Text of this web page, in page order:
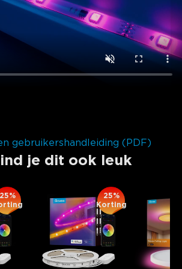
gebruikershandleiding (PDF)
je dit ook leuk
25%
Korting
close